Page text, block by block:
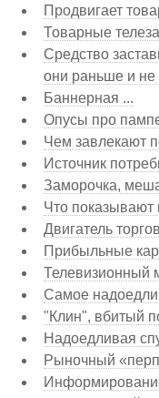
Продвигает
Товарные
Средство
они раньше и
Баннерная ...
Опусы про
Чем завлекают
Источник
Заморочка,
Что показывают
Двигатель
Прибыльные
Телевизионный
Самое
"Клин", вбитый
Надоедливая
Рыночный